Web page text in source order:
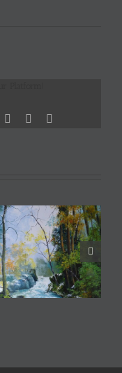
Pinterest
Dessoubre 2